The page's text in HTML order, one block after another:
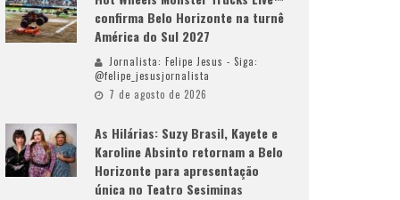
confirma Belo Horizonte na turnê
América do Sul 2027
Jornalista: Felipe Jesus - Siga:
@felipe_jesusjornalista
7 de agosto de 2026
As Hilárias: Suzy Brasil, Kayete e
Karoline Absinto retornam a Belo
Horizonte para apresentação
única no Teatro Sesiminas